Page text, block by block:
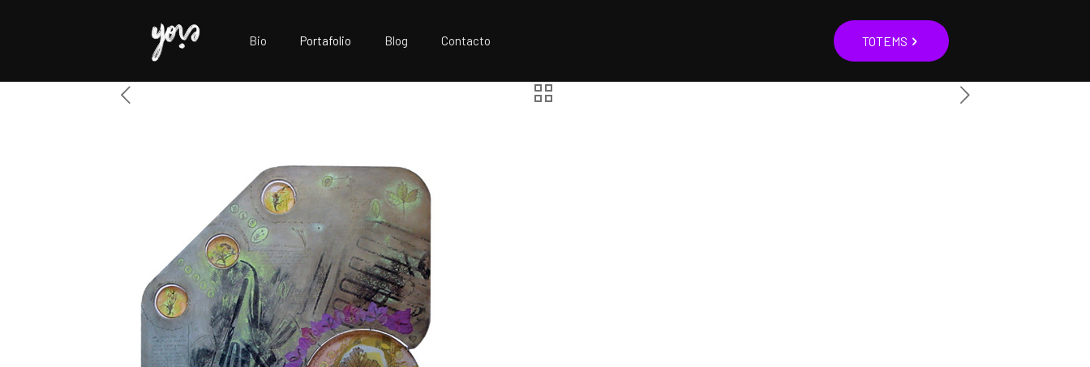
Bio Portafolio Blog Contacto TOTEMS